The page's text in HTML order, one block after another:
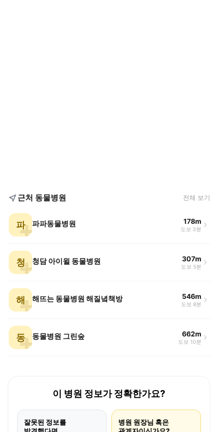
근처 동물병원 전체 보기
파 파파동물병원 178m
도보 3분
청 청담 아이윌 동물병원 307m
도보 5분
해 해뜨는 동물병원 해질녘책방 546m
도보 8분
동 동물병원 그린숲 662m
도보 10분
이 병원 정보가 정확한가요?
잘못된 정보를
병원 원장님 혹은